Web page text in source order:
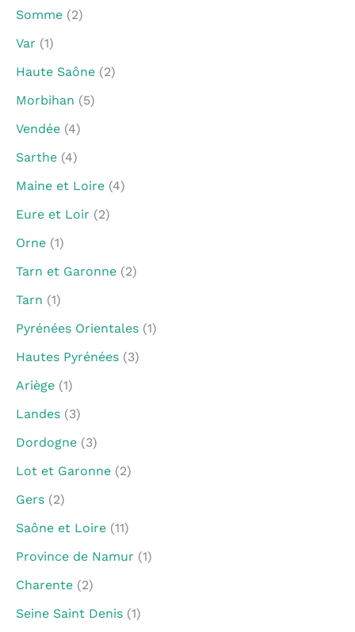
Somme (2)
Var (1)
Haute Saône (2)
Morbihan (5)
Vendée (4)
Sarthe (4)
Maine et Loire (4)
Eure et Loir (2)
Orne (1)
Tarn et Garonne (2)
Tarn (1)
Pyrénées Orientales (1)
Hautes Pyrénées (3)
Ariège (1)
Landes (3)
Dordogne (3)
Lot et Garonne (2)
Gers (2)
Saône et Loire (11)
Province de Namur (1)
Charente (2)
Seine Saint Denis (1)